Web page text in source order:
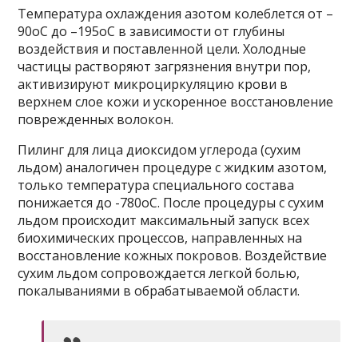
Температура охлаждения азотом колеблется от –
90оС до –195оС в зависимости от глубины
воздействия и поставленной цели. Холодные
частицы растворяют загрязнения внутри пор,
активизируют микроциркуляцию крови в
верхнем слое кожи и ускоренное восстановление
поврежденных волокон.
Пилинг для лица диоксидом углерода (сухим
льдом) аналогичен процедуре с жидким азотом,
только температура специального состава
понижается до -780оС. После процедуры с сухим
льдом происходит максимальный запуск всех
биохимических процессов, направленных на
восстановление кожных покровов. Воздействие
сухим льдом сопровождается легкой болью,
покалываниями в обрабатываемой области.